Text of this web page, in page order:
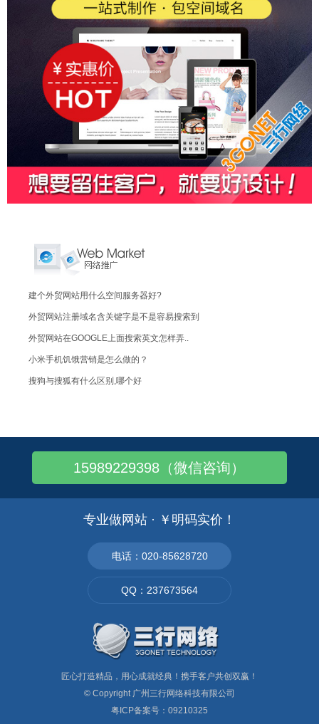
建个外贸网站用什么空间服务器好?
外贸网站注册域名含关键字是不是容易搜索到
外贸网站在GOOGLE上面搜索英文怎样弄..
小米手机饥饿营销是怎么做的？
搜狗与搜狐有什么区别,哪个好
外贸企业网站要更新网页,与时俱进! 让老..
WiFi伴侣查看附近开放的WiFi热点，..
可口可乐的宣传招式：进行全方位铺点的饱和..
15989229398（微信咨询）
专业做网站 · ￥明码实价！
电话：020-85628720
QQ：237673564
匠心打造精品，用心成就经典！携手客户共创双赢！
© Copyright 广州三行网络科技有限公司
粤ICP备案号：09210325